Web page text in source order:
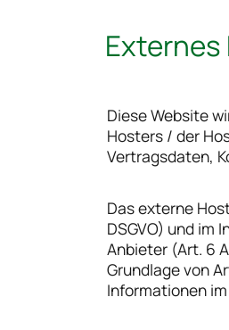
Diese Website
Hosters / der
Vertragsdaten,
Das externe
DSGVO) und im
Anbieter (Art. 6
Grundlage von
Informationen